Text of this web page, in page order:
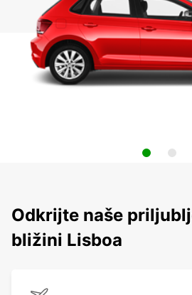
Odkrijte naše
bližini Lisboa